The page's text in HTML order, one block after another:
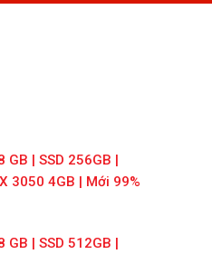
| SSD 256GB |
3050 4GB | Mới 99%
| SSD 512GB |